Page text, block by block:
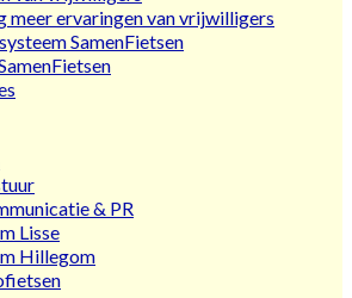
meer ervaringen van vrijwilligers
SamenFietsen
& PR
Lisse
Hillegom